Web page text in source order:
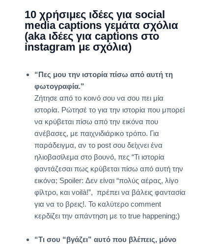
10 χρήσιμες ιδέες για social
media captions γεμάτα σχόλια
(aka ιδέες για captions στο
instagram με σχόλια)
“Πες μου την ιστορία πίσω από αυτή τη
φωτογραφία.”
Ζήτησε από το κοινό σου να σου πει μία
ιστορία. Ρώτησέ το για την ιστορία που μπορεί
να κρύβεται πίσω από την εικόνα που
ανέβασες, με παιχνιδιάρικο τρόπο. Για
παράδειγμα, αν το post σου δείχνει ένα
ηλιοβασίλεμα στο βουνό, πες “Τι ιστορία
φαντάζεσαι πως κρύβεται πίσω από αυτή την
εικόνα; Spoiler: Δεν είναι “πολύς αέρας, λίγο
φίλτρο, και voilà!”, πρέπει να βάλεις φαντασία
για να το βρεις!. Το καλύτερο comment
κερδίζει την απάντηση με το true happening;)
“Τι σου “βγάζει” αυτό που βλέπεις, μόνο